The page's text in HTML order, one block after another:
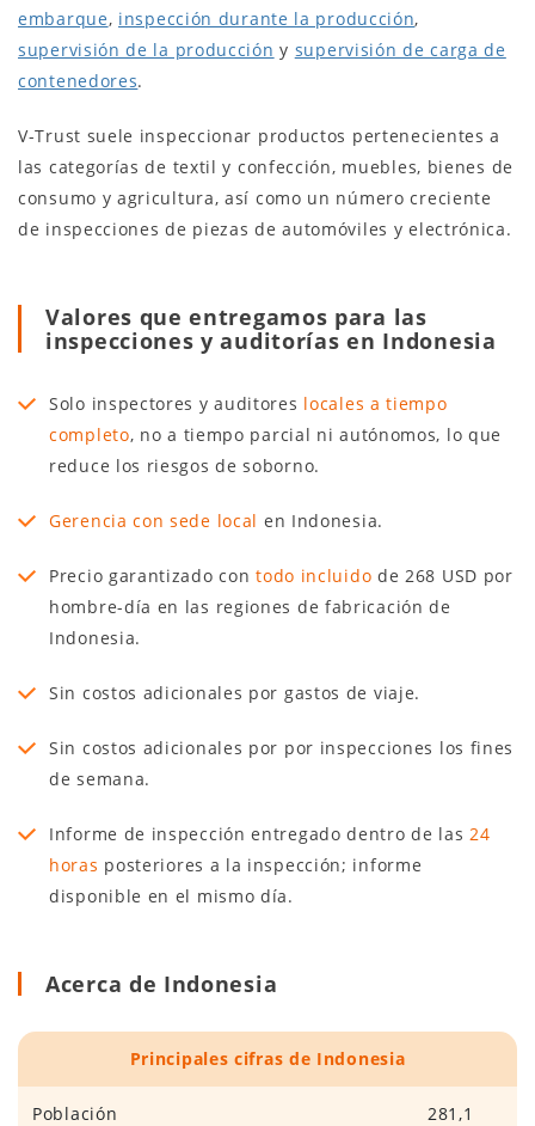
embarque, inspección durante la producción,
supervisión de la producción y supervisión de carga de
contenedores.
V-Trust suele inspeccionar productos pertenecientes a
las categorías de textil y confección, muebles, bienes de
consumo y agricultura, así como un número creciente
de inspecciones de piezas de automóviles y electrónica.
Valores que entregamos para las
inspecciones y auditorías en Indonesia
Solo inspectores y auditores locales a tiempo
completo, no a tiempo parcial ni autónomos, lo que
reduce los riesgos de soborno.
Gerencia con sede local en Indonesia.
Precio garantizado contodo incluido de 268 USD por
hombre-día en las regiones de fabricación de
Indonesia.
Sin costos adicionales por gastos de viaje.
Sin costos adicionales por por inspecciones los fines
de semana.
Informe de inspección entregado dentro de las 24
horas posteriores a la inspección; informe
disponible en el mismo día.
Acerca de Indonesia
Principales cifras de Indonesia
Población
281,1